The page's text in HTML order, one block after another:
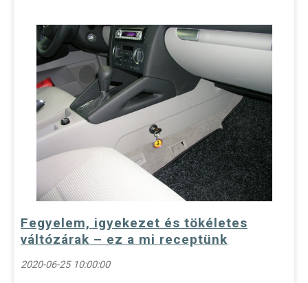
Fegyelem, igyekezet és tökéletes
váltózárak – ez a mi receptünk
2020-06-25 10:00:00